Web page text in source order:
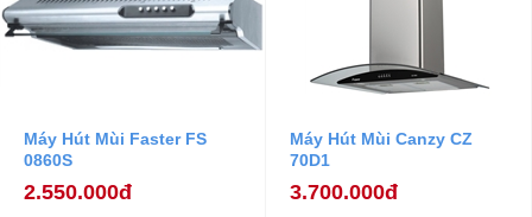
Máy Hút Mùi Faster FS
0860S
2.550.000đ
Máy Hút Mùi Canzy CZ
70D1
3.700.000đ